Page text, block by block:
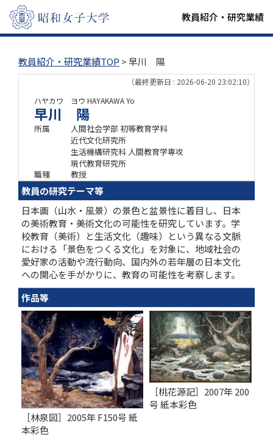
教員紹介・研究業績
教員紹介・研究業績TOP > 早川 陽
（最終更新日 : 2026-06-20 23:02:10）
ハヤカワ ヨウ HAYAKAWA Yo
早川 陽
所属
人間社会学部 初等教育学科
近代文化研究所
生活機構研究科 人間教育学専攻
現代教育研究所
職種
教授
教員の研究テーマ等
日本画（山水・風景）の景色と盆景性に着目し、日本
の美術教育・美術文化の可能性を研究しています。学
校教育（美術）と生活文化（趣味）という異なる文脈
における「景色をつくる文化」を対象に、地域社会の
愛好家の活動や流行動向、国内外の若年層の日本文化
への関心を手がかりに、教育の可能性を考察します。
作品等
［林泉図］2005年 F150号 紙
本彩色
［桃花源記］2007年 200
号 紙本彩色